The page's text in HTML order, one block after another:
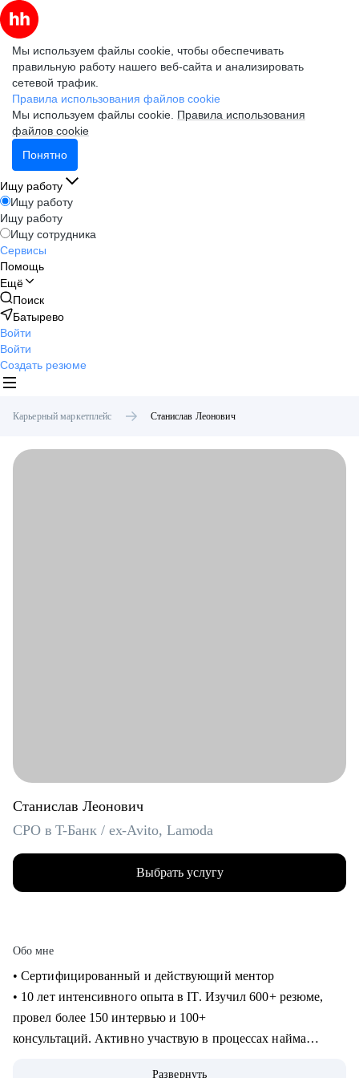
Мы используем файлы cookie, чтобы обеспечивать
правильную работу нашего веб-сайта и анализировать
сетевой трафик.
Правила использования файлов cookie
Мы используем файлы cookie. Правила использования
файлов cookie
Понятно
Ищу работу
Ищу работу
Ищу работу
Ищу сотрудника
Сервисы
Помощь
Ещё
Поиск
Батырево
Войти
Войти
Создать резюме
Карьерный маркетплейс Станислав Леонович
Станислав Леонович
CPO в T-Банк / ex-Avito, Lamoda
Выбрать услугу
Обо мне
• Сертифицированный и действующий ментор
• 10 лет интенсивного опыта в IT. Изучил 600+ резюме,
провел более 150 интервью и 100+
консультаций. Активно участвую в процессах найма
Развернуть